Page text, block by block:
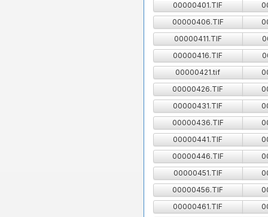
00000401.TIF
00000406.TIF
00000411.TIF
00000416.TIF
00000421.tif
00000426.TIF
00000431.TIF
00000436.TIF
00000441.TIF
00000446.TIF
00000451.TIF
00000456.TIF
00000461.TIF